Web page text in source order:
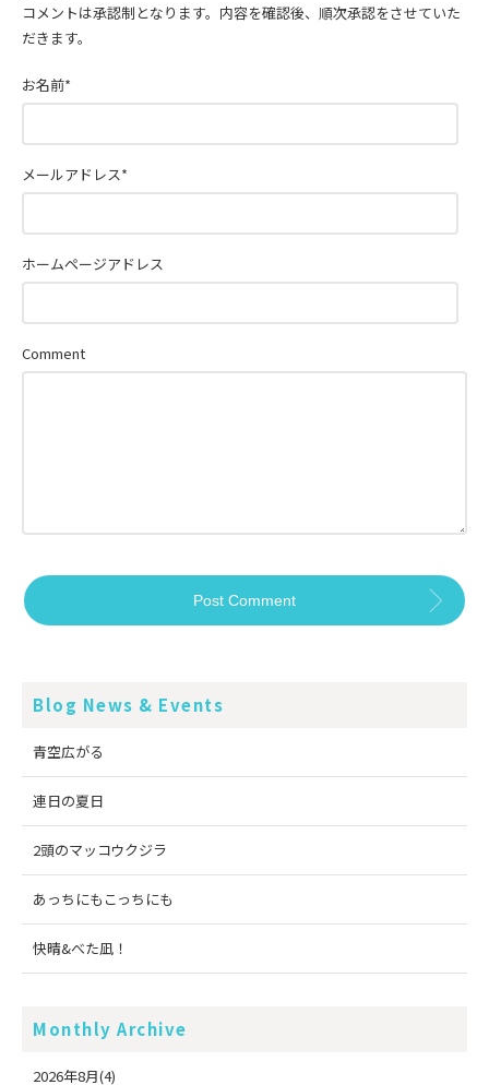
コメントは承認制となります。内容を確認後、順次承認をさせていた
だきます。
Comment
お名前*
メールアドレス*
ホームページアドレス
Blog News & Events
青空広がる
連日の夏日
2頭のマッコウクジラ
あっちにもこっちにも
快晴&べた凪！
Monthly Archive
2026年8月(4)